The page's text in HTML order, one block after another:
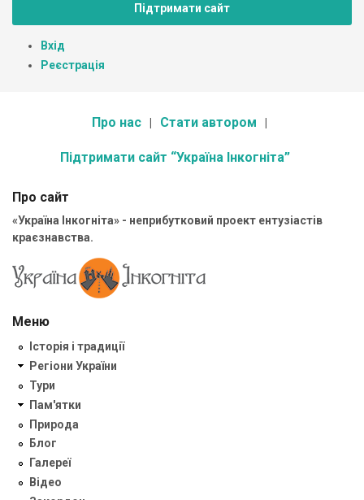
Підтримати сайт
Вхід
Реєстрація
Про нас Стати автором
Підтримати сайт “Україна Інкогніта”
Про сайт
«Україна Інкогніта» - неприбутковий проект ентузіастів
краєзнавства.
Меню
Історія і традиції
Регіони України
Тури
Пам'ятки
Природа
Блог
Галереї
Відео